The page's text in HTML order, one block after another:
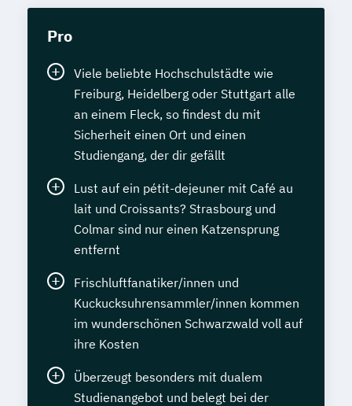
Pro
Viele beliebte Hochschulstädte wie
Freiburg, Heidelberg oder Stuttgart alle
an einem Fleck, so findest du mit
Sicherheit einen Ort und einen
Studiengang, der dir gefällt
Lust auf ein pétit-dejeuner mit Café au
lait und Croissants? Strasbourg und
Colmar sind nur einen Katzensprung
entfernt
Frischluftfanatiker/innen und
Kuckucksuhrensammler/innen kommen
im wunderschönen Schwarzwald voll auf
ihre Kosten
Überzeugt besonders mit dualem
Studienangebot und belegt bei der